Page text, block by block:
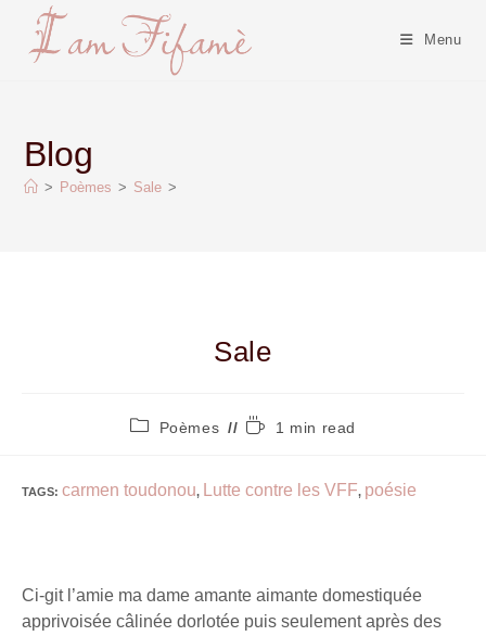
Menu
Blog
> Poèmes > Sale >
Sale
Poèmes 1 min read
TAGS: carmen toudonou, Lutte contre les VFF, poésie
Ci-git l’amie ma dame amante aimante domestiquée
apprivoisée câlinée dorlotée puis seulement après des